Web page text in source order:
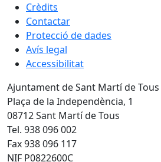
Crèdits
Contactar
Protecció de dades
Avís legal
Accessibilitat
Ajuntament de Sant Martí de Tous
Plaça de la Independència, 1
08712 Sant Martí de Tous
Tel. 938 096 002
Fax 938 096 117
NIF P0822600C